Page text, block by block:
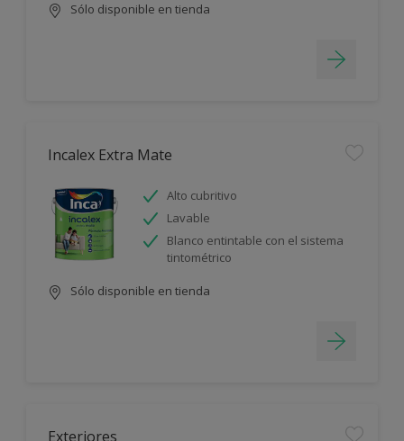
Sólo disponible en tienda
Incalex Extra Mate
Alto cubritivo
Lavable
Blanco entintable con el sistema
tintométrico
Sólo disponible en tienda
Exteriores